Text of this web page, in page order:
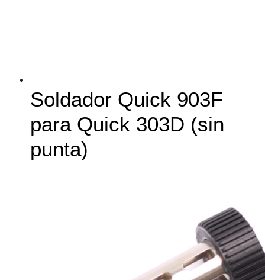
Soldador Quick 903F
para Quick 303D (sin
punta)